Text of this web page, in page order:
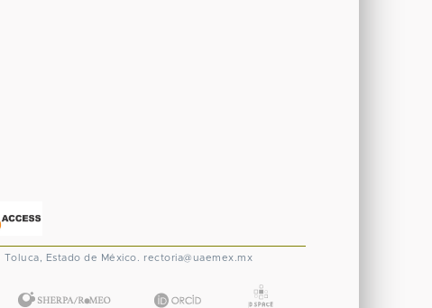
Toluca, Estado de México. rectoria@uaemex.mx